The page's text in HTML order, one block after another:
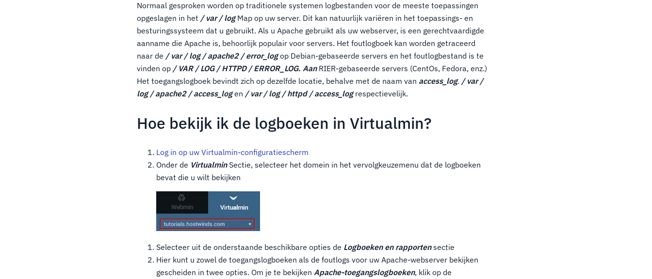
Normaal gesproken worden op traditionele systemen logbestanden voor de meeste toepassingen
opgeslagen in het / var / logMap op uw server. Dit kan natuurlijk variëren in het toepassings- en
besturingssysteem dat u gebruikt. Als u Apache gebruikt als uw webserver, is een gerechtvaardigde
aanname die Apache is, behoorlijk populair voor servers. Het foutlogboek kan worden getraceerd
naar de / var / log / apache2 / error_logop Debian-gebaseerde servers en het foutlogbestand is te
vinden op / VAR / LOG / HTTPD / ERROR_LOG. AanRIER-gebaseerde servers (CentOs, Fedora, enz.)
Het toegangslogboek bevindt zich op dezelfde locatie, behalve met de naam van access_log. / var /
log / apache2 / access_logen / var / log / httpd / access_logrespectievelijk.
Hoe bekijk ik de logboeken in Virtualmin?
Log in op uw Virtualmin-configuratiescherm
Onder de VirtualminSectie, selecteer het domein in het vervolgkeuzemenu dat de logboeken
bevat die u wilt bekijken
Selecteer uit de onderstaande beschikbare opties de Logboeken en rapportensectie
Hier kunt u zowel de toegangslogboeken als de foutlogs voor uw Apache-webserver bekijken
gescheiden in twee opties. Om je te bekijken Apache-toegangslogboeken, klik op de